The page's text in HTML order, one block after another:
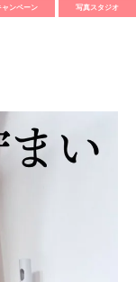
ャンペーン 写真スタジオ